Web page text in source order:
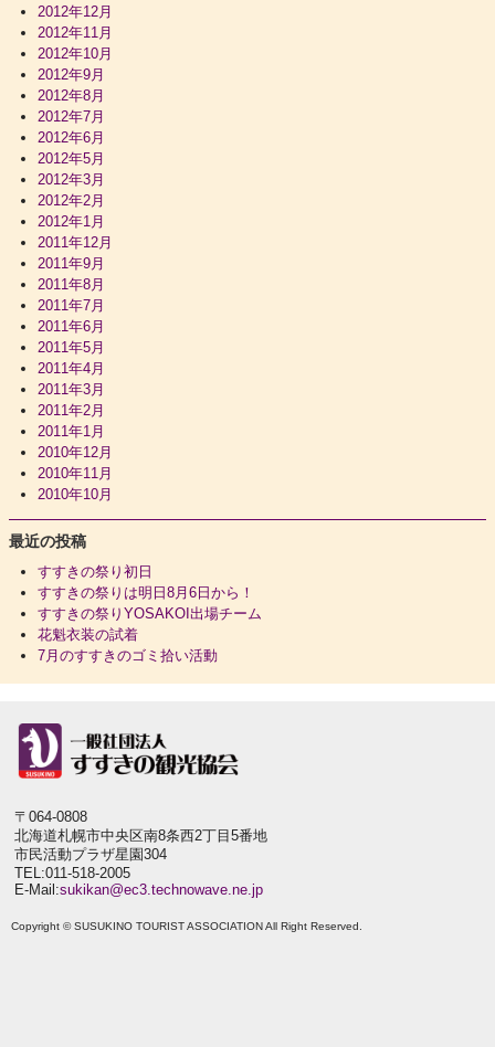
2012年12月
2012年11月
2012年10月
2012年9月
2012年8月
2012年7月
2012年6月
2012年5月
2012年3月
2012年2月
2012年1月
2011年12月
2011年9月
2011年8月
2011年7月
2011年6月
2011年5月
2011年4月
2011年3月
2011年2月
2011年1月
2010年12月
2010年11月
2010年10月
最近の投稿
すすきの祭り初日
すすきの祭りは明日8月6日から！
すすきの祭りYOSAKOI出場チーム
花魁衣装の試着
7月のすすきのゴミ拾い活動
〒064-0808
北海道札幌市中央区南8条西2丁目5番地
市民活動プラザ星園304
TEL:011-518-2005
E-Mail:sukikan@ec3.technowave.ne.jp
Copyright © SUSUKINO TOURIST ASSOCIATION All Right Reserved.